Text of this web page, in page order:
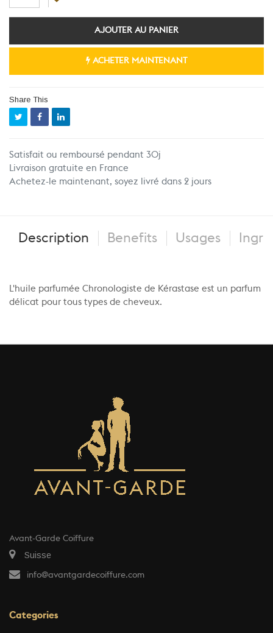
AJOUTER AU PANIER
ACHETER MAINTENANT
Share This
Satisfait ou remboursé pendant 30j
Livraison gratuite en France
Achetez-le maintenant, soyez livré dans 2 jours
Description Benefits Usages
L'huile parfumée Chronologiste de Kérastase est un parfum
délicat pour tous types de cheveux.
Avant-Garde Coiffure
Suisse
info@avantgardecoiffure.com
Categories